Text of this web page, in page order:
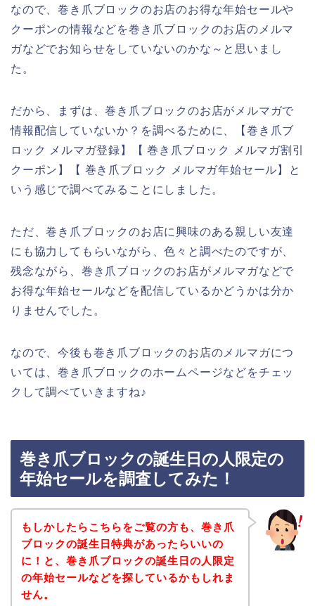
なので、巻き爪ブロックのお店のお得な年始セールや
クーポンの情報などを巻き爪ブロックのお店のメルマ
ガなどでお知らせをしていないのかな～と思いまし
た。
だから、まずは、巻き爪ブロックのお店がメルマガで
情報配信していないか？を調べるために、【巻き爪ブ
ロック メルマガ登録】【 巻き爪ブロック メルマガ割引
クーポン】【 巻き爪ブロック メルマガ年始セール】と
いう感じで調べてみることにしました。
ただ、巻き爪ブロックのお店に興味のある親しい友達
にも協力してもらいながら、色々と調べたのですが、
残念ながら、巻き爪ブロックのお店がメルマガなどで
お得な年始セールなどを配信しているかどうかは分か
りませんでした。
なので、今後も巻き爪ブロックのお店のメルマガにつ
いては、巻き爪ブロックのホームページなどをチェッ
クして調べていきますね♪
巻き爪ブロックの誕生日の人限定の
年始セールを調査してみた！
もしかしたらこちらをご覧の方も、巻き爪
ブロックの誕生日特典があったらいいの
に！と、巻き爪ブロックの誕生日の人限定
の年始セールなどを探しているかもしれま
せん。